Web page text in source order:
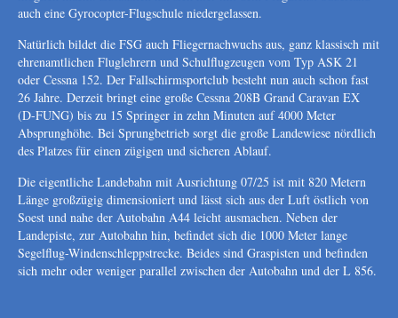
auch eine Gyrocopter-Flugschule niedergelassen.
Natürlich bildet die FSG auch Fliegernachwuchs aus, ganz klassisch mit
ehrenamtlichen Fluglehrern und Schulflugzeugen vom Typ ASK 21
oder Cessna 152. Der Fallschirmsportclub besteht nun auch schon fast
26 Jahre. Derzeit bringt eine große Cessna 208B Grand Caravan EX
(D-FUNG) bis zu 15 Springer in zehn Minuten auf 4000 Meter
Absprunghöhe. Bei Sprungbetrieb sorgt die große Landewiese nördlich
des Platzes für einen zügigen und sicheren Ablauf.
Die eigentliche Landebahn mit Ausrichtung 07/25 ist mit 820 Metern
Länge großzügig dimensioniert und lässt sich aus der Luft östlich von
Soest und nahe der Autobahn A44 leicht ausmachen. Neben der
Landepiste, zur Autobahn hin, befindet sich die 1000 Meter lange
Segelflug-Windenschleppstrecke. Beides sind Graspisten und befinden
sich mehr oder weniger parallel zwischen der Autobahn und der L 856.